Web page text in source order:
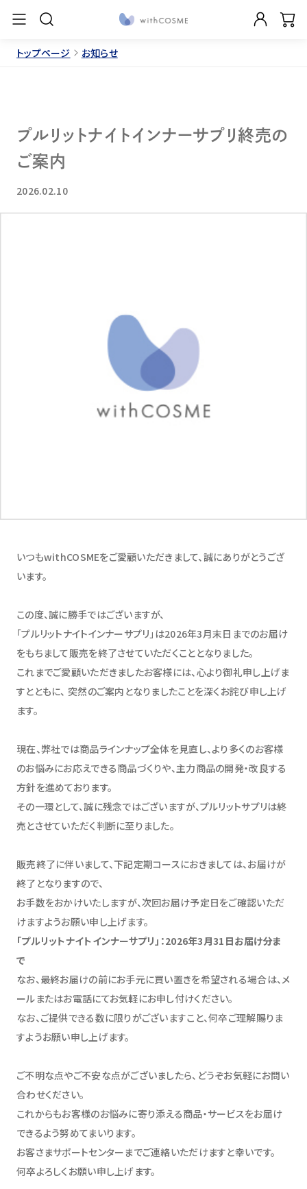
トップページ お知らせ
プルリットナイトインナーサプリ終売の
ご案内
2026.02.10
いつもwithCOSMEをご愛顧いただきまして、誠にありがとうござ
います。
この度、誠に勝手ではございますが、
「プルリットナイトインナーサプリ」は2026年3月末日までのお届け
をもちまして販売を終了させていただくこととなりました。
これまでご愛顧いただきましたお客様には、心より御礼申し上げま
すとともに、 突然のご案内となりましたことを深くお詫び申し上げ
ます。
現在、弊社では商品ラインナップ全体を見直し、より多くのお客様
のお悩みにお応えできる商品づくりや、主力商品の開発・改良する
方針を進めております。
その一環として、誠に残念ではございますが、プルリットサプリは終
売とさせていただく判断に至りました。
販売終了に伴いまして、下記定期コースにおきましては、お届けが
終了となりますので、
お手数をおかけいたしますが、次回お届け予定日をご確認いただ
けますようお願い申し上げます。
「プルリットナイトインナーサプリ」：2026年3月31日お届け分ま
で
なお、最終お届けの前にお手元に買い置きを希望される場合は、メ
ールまたはお電話にてお気軽にお申し付けください。
なお、ご提供できる数に限りがございますこと、何卒ご理解賜りま
すようお願い申し上げます。
ご不明な点やご不安な点がございましたら、どうぞお気軽にお問い
合わせください。
これからもお客様のお悩みに寄り添える商品・サービスをお届け
できるよう努めてまいります。
お客さまサポートセンターまでご連絡いただけますと幸いです。
何卒よろしくお願い申し上げます。